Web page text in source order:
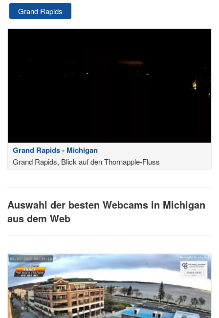
Grand Rapids
Grand Rapids - Michigan
Grand Rapids, Blick auf den Thornapple-Fluss
Auswahl der besten Webcams in Michigan
aus dem Web